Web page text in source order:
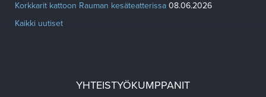
Korkkarit kattoon Rauman kesäteatterissa 08.06.2026
Kaikki uutiset
YHTEISTYÖKUMPPANIT